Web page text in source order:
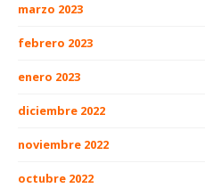
marzo 2023
febrero 2023
enero 2023
diciembre 2022
noviembre 2022
octubre 2022